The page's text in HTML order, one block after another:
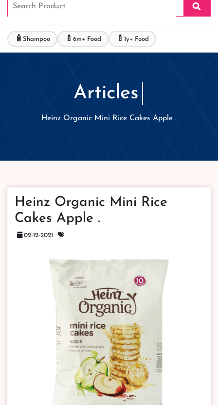
🧴 Shampoo 🍼 6m+ Food 🍼 1y+ Food
Articles
Heinz Organic Mini Rice Cakes Apple .
Heinz Organic Mini Rice
Cakes Apple .
02-12-2021